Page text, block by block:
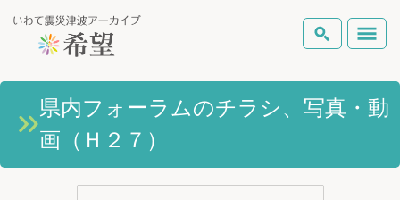
いわて震災津波アーカイブとは
岩手県の被害状況
検索
県内フォーラムのチラシ、写真・動
画（Ｈ２７）